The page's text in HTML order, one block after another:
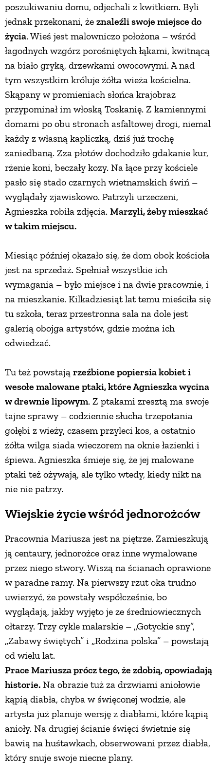
poszukiwaniu domu, odjechali z kwitkiem. Byli
jednak przekonani, że znaleźli swoje miejsce do
życia. Wieś jest malowniczo położona – wśród
łagodnych wzgórz porośniętych łąkami, kwitnącą
na biało gryką, drzewkami owocowymi. A nad
tym wszystkim króluje żółta wieża kościelna.
Skąpany w promieniach słońca krajobraz
przypominał im włoską Toskanię. Z kamiennymi
domami po obu stronach asfaltowej drogi, niemal
każdy z własną kapliczką, dziś już trochę
zaniedbaną. Zza płotów dochodziło gdakanie kur,
rżenie koni, beczały kozy. Na łące przy kościele
pasło się stado czarnych wietnamskich świń –
wyglądały zjawiskowo. Patrzyli urzeczeni,
Agnieszka robiła zdjęcia. Marzyli, żeby mieszkać
w takim miejscu.
Miesiąc później okazało się, że dom obok kościoła
jest na sprzedaż. Spełniał wszystkie ich
wymagania – było miejsce i na dwie pracownie, i
na mieszkanie. Kilkadziesiąt lat temu mieściła się
tu szkoła, teraz przestronna sala na dole jest
galerią obojga artystów, gdzie można ich
odwiedzać.
Tu też powstają rzeźbione popiersia kobiet i
wesołe malowane ptaki, które Agnieszka wycina
w drewnie lipowym. Z ptakami zresztą ma swoje
tajne sprawy – codziennie słucha trzepotania
gołębi z wieży, czasem przyleci kos, a ostatnio
żółta wilga siada wieczorem na oknie łazienki i
śpiewa. Agnieszka śmieje się, że jej malowane
ptaki też ożywają, ale tylko wtedy, kiedy nikt na
nie nie patrzy.
Wiejskie życie wśród jednorożców
Pracownia Mariusza jest na piętrze. Zamieszkują
ją centaury, jednorożce oraz inne wymalowane
przez niego stwory. Wiszą na ścianach oprawione
w paradne ramy. Na pierwszy rzut oka trudno
uwierzyć, że powstały współcześnie, bo
wyglądają, jakby wyjęto je ze średniowiecznych
ołtarzy. Trzy cykle malarskie – „Gotyckie sny”,
„Zabawy świętych” i „Rodzina polska” – powstają
od wielu lat.
Prace Mariusza prócz tego, że zdobią, opowiadają
historie. Na obrazie tuż za drzwiami aniołowie
kąpią diabła, chyba w święconej wodzie, ale
artysta już planuje wersję z diabłami, które kąpią
anioły. Na drugiej ścianie święci świetnie się
bawią na huśtawkach, obserwowani przez diabła,
który snuje swoje niecne plany.
ZUPY
DANIA GŁÓWNE
CIASTA I DESERY
DODATKI
PRZETWORY
INNE